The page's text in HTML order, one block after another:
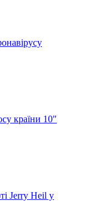
країни 10"
Jerry Heil у